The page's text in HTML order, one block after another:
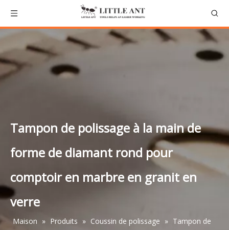
Tampon de polissage à la main de
forme de diamant rond pour
comptoir en marbre en granit en
verre
Maison » Produits » Coussin de polissage » Tampon de